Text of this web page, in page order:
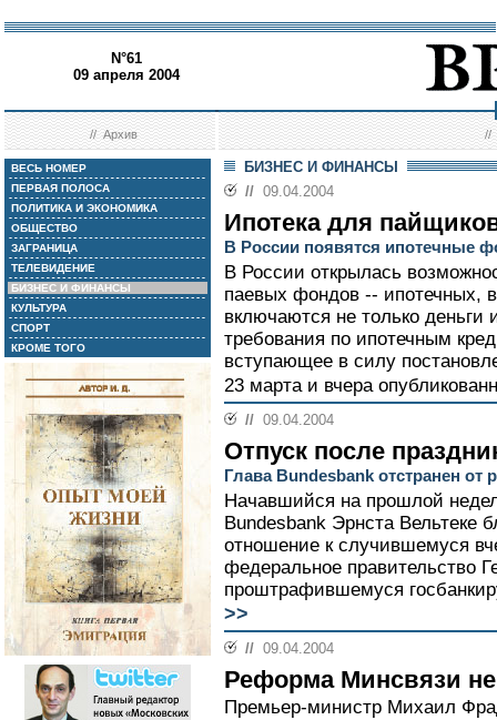
N°61
09 апреля 2004
//Архив //
ВЕСЬ НОМЕР
ПЕРВАЯ ПОЛОСА
ПОЛИТИКА И ЭКОНОМИКА
ОБЩЕСТВО
ЗАГРАНИЦА
ТЕЛЕВИДЕНИЕ
БИЗНЕС И ФИНАНСЫ
КУЛЬТУРА
СПОРТ
КРОМЕ ТОГО
БИЗНЕС И ФИНАНСЫ
// 09.04.2004
Ипотека для
В России появятся ипотечные
В России открылась
паевых фондов -- ипотечных,
включаются не только
требования по ипотечным
вступающее в силу
23 марта и вчера
// 09.04.2004
Отпуск после
Глава Bundesbank отстранен от
Начавшийся на прошлой
Bundesbank Эрнста Вельтеке
отношение к случившемуся
федеральное правительство
проштрафившемуся
>>
// 09.04.2004
Реформа Минсвязи
Премьер-министр Михаил